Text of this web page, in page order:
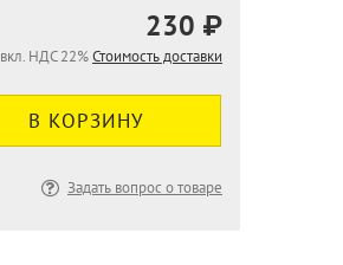
230 ₽
вкл. НДС 22%Стоимость доставки
Задать вопрос о товаре